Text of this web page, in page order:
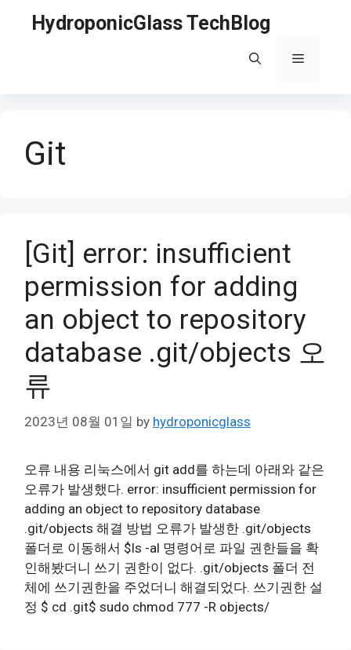
HydroponicGlass TechBlog
Menu
Git
[Git] error: insufficient
permission for adding
an object to repository
database .git/objects 오
류
2023년 08월 01일 by hydroponicglass
오류 내용 리눅스에서 git add를 하는데 아래와 같은
오류가 발생했다. error: insufficient permission for
adding an object to repository database
.git/objects 해결 방법 오류가 발생한 .git/objects
폴더로 이동해서 $ls -al 명령어로 파일 권한들을 확
인해봤더니 쓰기 권한이 없다. .git/objects 폴더 전
체에 쓰기권한을 주었더니 해결되었다. 쓰기권한 설
정 $ cd .git$ sudo chmod 777 -R objects/